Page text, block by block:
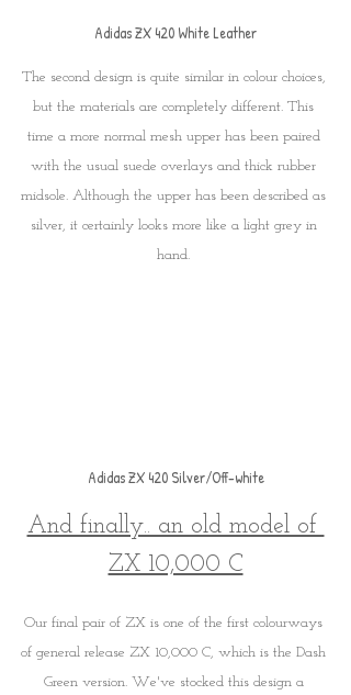
Adidas ZX 420 White Leather
The second design is quite similar in colour choices,
but the materials are completely different. This
time a more normal mesh upper has been paired
with the usual suede overlays and thick rubber
midsole. Although the upper has been described as
silver, it certainly looks more like a light grey in
hand.
Adidas ZX 420 Silver/Off-white
And finally.. an old model of
ZX 10,000 C
Our final pair of ZX is one of the first colourways
of general release ZX 10,000 C, which is the Dash
Green version. We've stocked this design a